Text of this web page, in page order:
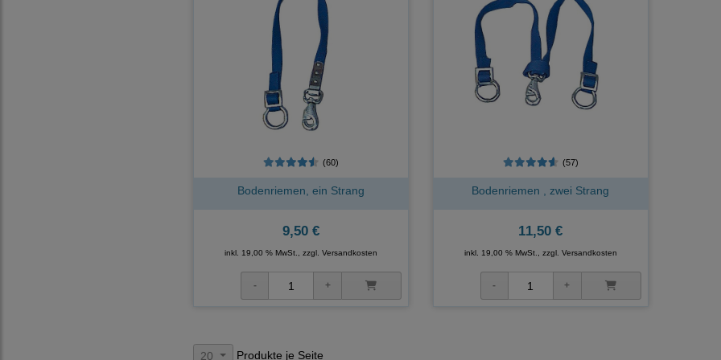
(60)
Bodenriemen, ein Strang
9,50 €
inkl. 19,00 % MwSt., zzgl. Versandkosten
(57)
Bodenriemen , zwei Strang
11,50 €
inkl. 19,00 % MwSt., zzgl. Versandkosten
20 Produkte je Seite